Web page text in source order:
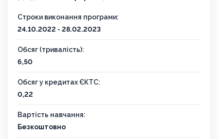
Строки виконання програми:
24.10.2022 - 28.02.2023
Обсяг (тривалість):
6,50
Обсяг у кредитах ЄКТС:
0,22
Вартість навчання:
Безкоштовно